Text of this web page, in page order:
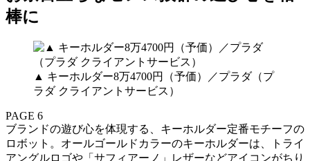
棒に
▲ キーホルダー8万4700円（予価）／プラダ（プ
ラダ クライアントサービス）
PAGE 6
ブランドの遊び心を体現する、キーホルダー定番モチーフの
ロボット。オールゴールドカラーのキーホルダーは、トライ
アングルロゴや「サフィアーノ」レザーなどアイコンがちり